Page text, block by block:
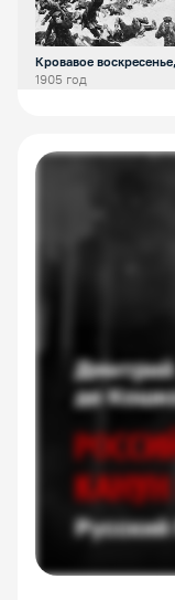
Кровавое
Петербург
1905 год